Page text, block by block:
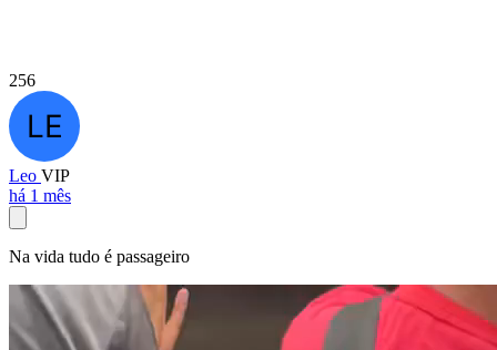
256
Leo VIP
há 1 mês
Na vida tudo é passageiro